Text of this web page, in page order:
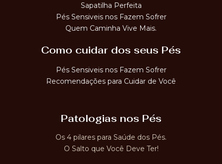
Sapatilha Perfeita
Pés Sensiveis nos Fazem Sofrer
Quem Caminha Vive Mais.
Como cuidar dos seus Pés
Pés Sensiveis nos Fazem Sofrer
Recomendações para Cuidar de Você
Patologias nos Pés
Os 4 pilares para Saúde dos Pés.
O Salto que Você Deve Ter!